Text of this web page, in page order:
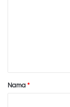
rNama *